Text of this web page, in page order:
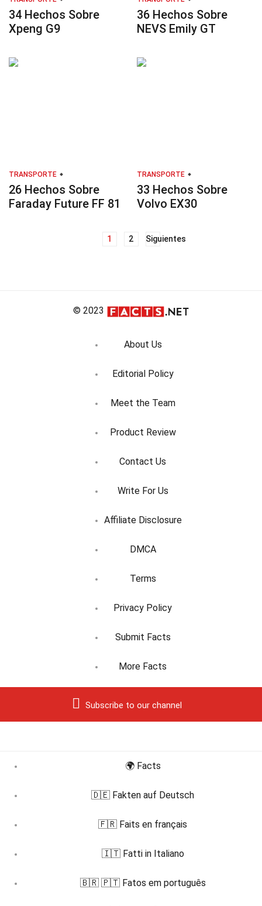
34 Hechos Sobre
Xpeng G9
36 Hechos Sobre
NEVS Emily GT
TRANSPORTE
26 Hechos Sobre
Faraday Future FF 81
TRANSPORTE
33 Hechos Sobre
Volvo EX30
1 2 Siguientes
© 2023
About Us
Editorial Policy
Meet the Team
Product Review
Contact Us
Write For Us
Affiliate Disclosure
DMCA
Terms
Privacy Policy
Submit Facts
More Facts
Subscribe to our channel
🌍 Facts
🇩🇪 Fakten auf Deutsch
🇫🇷 Faits en français
🇮🇹 Fatti in Italiano
🇧🇷 🇵🇹 Fatos em português